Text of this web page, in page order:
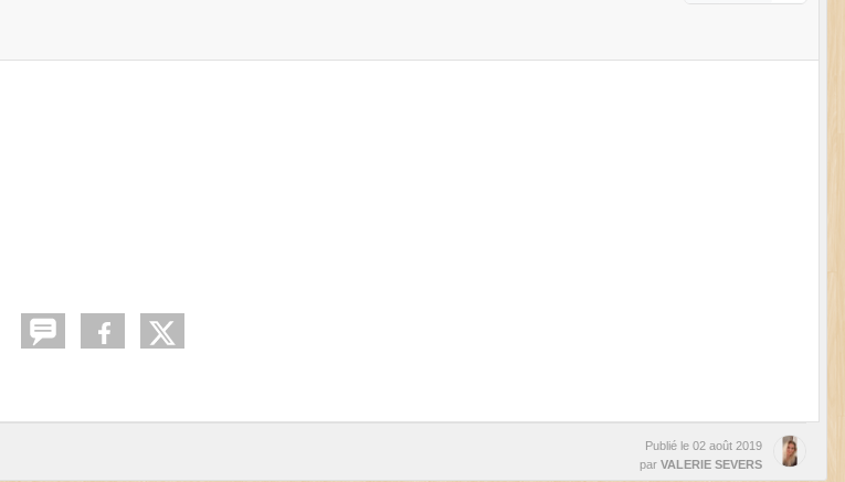
Publié le 02 août 2019
par VALERIE SEVERS